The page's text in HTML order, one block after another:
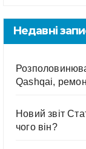
Недавні
Qashqai,
Новий звіт
чого він?